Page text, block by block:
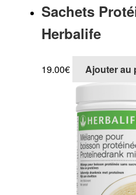
Sachets
Herbalife
19.00€ Ajouter au